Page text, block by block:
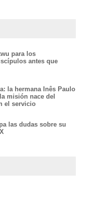
para los
antes que
la hermana Inês Paulo
misión nace del
el servicio
las dudas sobre su